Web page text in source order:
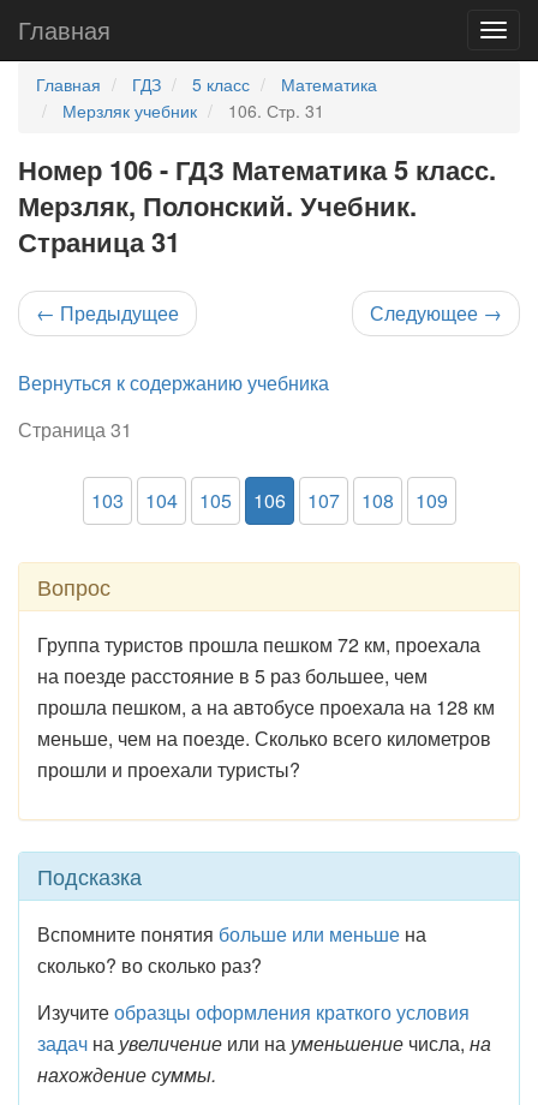
Главная
Главная ГДЗ 5 класс
Математика
Мерзляк учебник
106. Стр. 31
Номер 106 - ГДЗ Математика 5 класс.
Мерзляк, Полонский. Учебник.
Страница 31
← Предыдущее Следующее →
Вернуться к содержанию учебника
Страница 31
103 104 105 106 107 108 109
Вопрос
Группа туристов прошла пешком 72 км, проехала
на поезде рас­стояние в 5 раз большее, чем
прошла пешком, а на автобусе проеха­ла на 128 км
меньше, чем на поезде. Сколько всего километров
про­шли и проехали туристы?
Подсказка
Вспомните понятия больше или меньше на
сколько? во сколько раз?
Изучитеобразцы оформления краткого условия
задач на увеличение или на уменьшение числа, на
нахождение суммы.